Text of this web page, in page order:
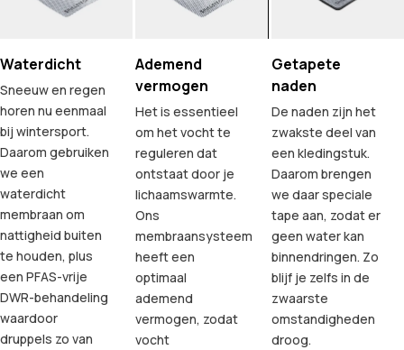
Waterdicht
Sneeuw en regen
horen nu eenmaal
bij wintersport.
Daarom gebruiken
we een
waterdicht
membraan om
nattigheid buiten
te houden, plus
een PFAS-vrije
DWR-behandeling
waardoor
druppels zo van
Ademend
vermogen
Het is essentieel
om het vocht te
reguleren dat
ontstaat door je
lichaamswarmte.
Ons
membraansysteem
heeft een
optimaal
ademend
vermogen, zodat
vocht
Getapete
naden
De naden zijn het
zwakste deel van
een kledingstuk.
Daarom brengen
we daar speciale
tape aan, zodat er
geen water kan
binnendringen. Zo
blijf je zelfs in de
zwaarste
omstandigheden
droog.